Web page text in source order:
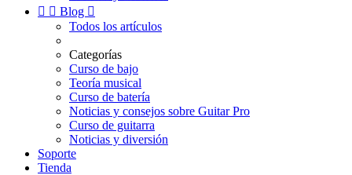
  Blog 
Todos los artículos
Categorías
Curso de bajo
Teoría musical
Curso de batería
Noticias y consejos sobre Guitar Pro
Curso de guitarra
Noticias y diversión
Soporte
Tienda